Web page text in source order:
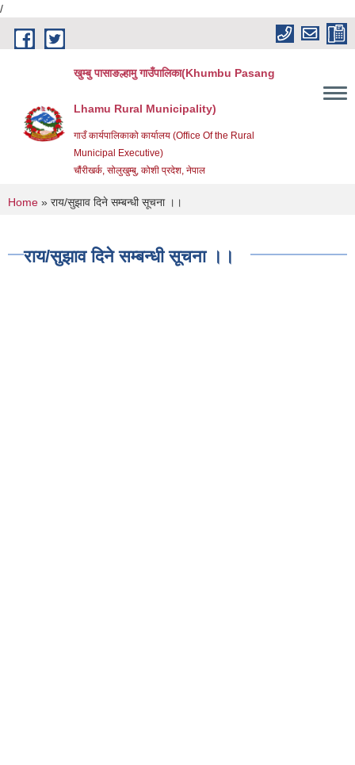
/
Skip to main content
खुम्बु पासाङल्हामु गाउँपालिका(Khumbu Pasang
Lhamu Rural Municipality)
गाउँ कार्यपालिकाको कार्यालय (Office Of the Rural
Municipal Executive)
चौंरीखर्क, सोलुखुम्बु, कोशी प्रदेश, नेपाल
You are here
Home » राय/सुझाव दिने सम्बन्धी सूचना ।।
राय/सुझाव दिने सम्बन्धी सूचना ।।